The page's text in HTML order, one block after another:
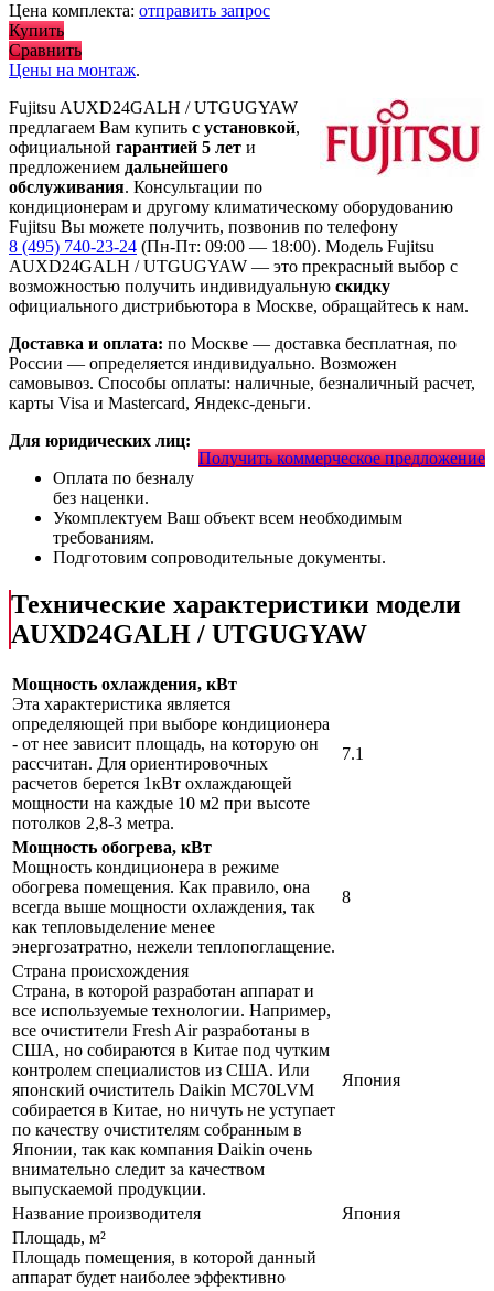
Цена комплекта: отправить запрос
Купить
Сравнить
Цены на монтаж.
Fujitsu AUXD24GALH / UTGUGYAW
предлагаем Вам купить с установкой,
официальной гарантией 5 лет и
предложением дальнейшего
обслуживания. Консультации по
кондиционерам и другому климатическому оборудованию
Fujitsu Вы можете получить, позвонив по телефону
8 (495) 740-23-24 (Пн-Пт: 09:00 — 18:00). Модель Fujitsu
AUXD24GALH / UTGUGYAW — это прекрасный выбор с
возможностью получить индивидуальную скидку
официального дистрибьютора в Москве, обращайтесь к нам.
Доставка и оплата: по Москве — доставка бесплатная, по
России — определяется индивидуально. Возможен
самовывоз. Способы оплаты: наличные, безналичный расчет,
карты Visa и Mastercard, Яндекс-деньги.
Получить коммерческое предложение
Для юридических лиц:
Оплата по безналу
без наценки.
Укомплектуем Ваш объект всем необходимым
требованиям.
Подготовим сопроводительные документы.
Технические характеристики модели
AUXD24GALH / UTGUGYAW
Мощность охлаждения, кВт
Эта характеристика является
определяющей при выборе кондиционера
- от нее зависит площадь, на которую он
рассчитан. Для ориентировочных
расчетов берется 1кВт охлаждающей
мощности на каждые 10 м2 при высоте
потолков 2,8-3 метра.
7.1
Мощность обогрева, кВт
Мощность кондиционера в режиме
обогрева помещения. Как правило, она
всегда выше мощности охлаждения, так
как тепловыделение менее
энергозатратно, нежели теплопоглащение.
8
Страна происхождения
Страна, в которой разработан аппарат и
все используемые технологии. Например,
все очистители Fresh Air разработаны в
США, но собираются в Китае под чутким
контролем специалистов из США. Или
японский очиститель Daikin MC70LVM
собирается в Китае, но ничуть не уступает
по качеству очистителям собранным в
Японии, так как компания Daikin очень
внимательно следит за качеством
выпускаемой продукции.
Япония
Название производителя
Япония
Площадь, м²
Площадь помещения, в которой данный
аппарат будет наиболее эффективно